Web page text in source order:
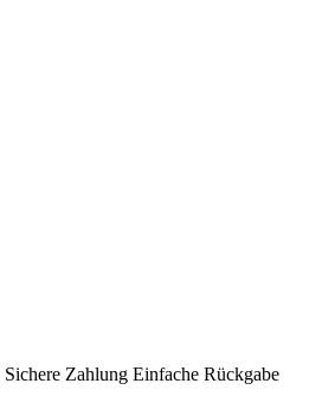
Sichere Zahlung Einfache Rückgabe